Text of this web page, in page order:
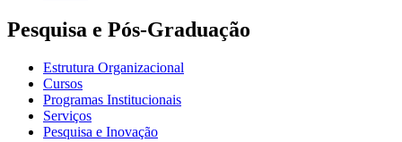
Pesquisa e Pós-Graduação
Estrutura Organizacional
Cursos
Programas Institucionais
Serviços
Pesquisa e Inovação